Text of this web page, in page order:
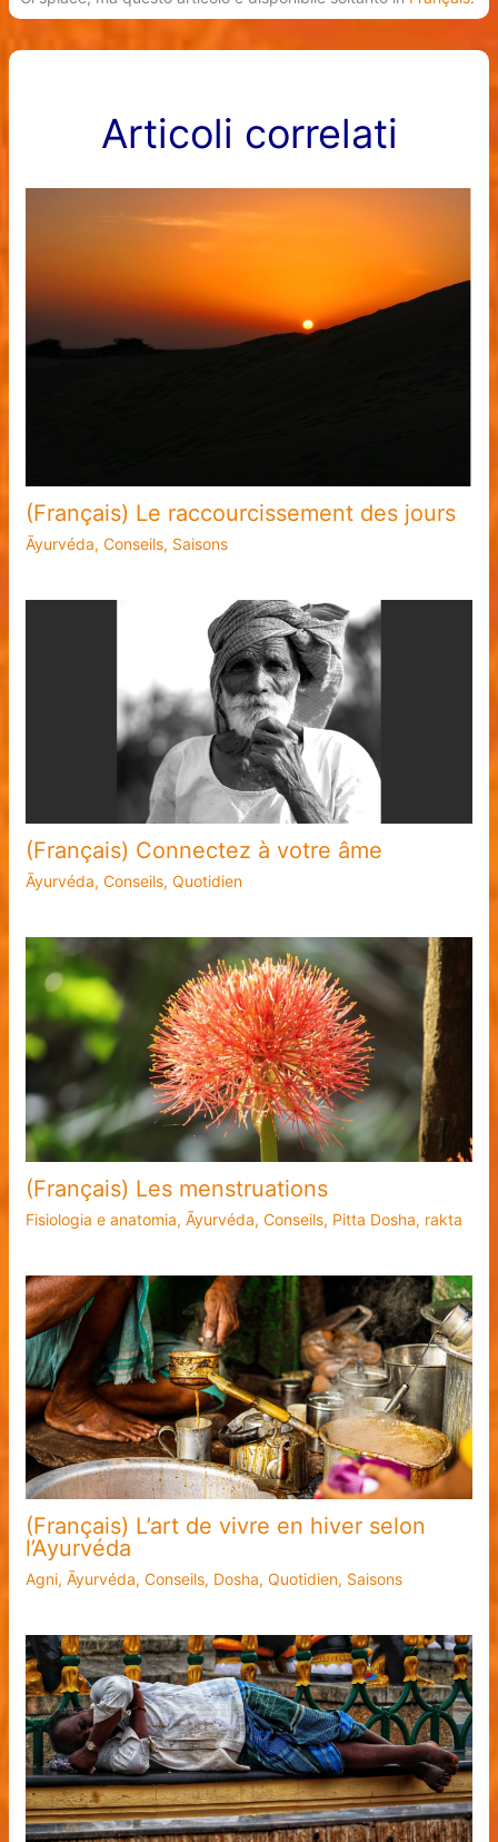
Articoli correlati
(Français) Le raccourcissement des jours
Āyurvéda, Conseils, Saisons
(Français) Connectez à votre âme
Āyurvéda, Conseils, Quotidien
(Français) Les menstruations
Fisiologia e anatomia, Āyurvéda, Conseils, Pitta Dosha, rakta
(Français) L’art de vivre en hiver selon
l’Ayurvéda
Agni, Āyurvéda, Conseils, Dosha, Quotidien, Saisons